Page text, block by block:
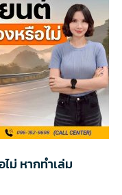
ม่ หากทำเล่ม